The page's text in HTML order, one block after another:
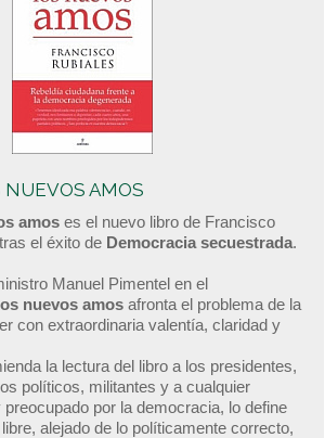
NUEVOS AMOS
amos es el nuevo libro de Francisco
el éxito de Democracia secuestrada.
Manuel Pimentel en el
nuevos amos afronta el problema de la
con extraordinaria valentía, claridad y
la lectura del libro a los presidentes,
políticos, militantes y a cualquier
por la democracia, lo define
alejado de lo políticamente correcto,